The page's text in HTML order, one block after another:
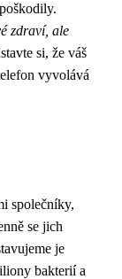
zdraví, ale
si, že váš
vyvolává
společníky,
se jich
je
bakterií a